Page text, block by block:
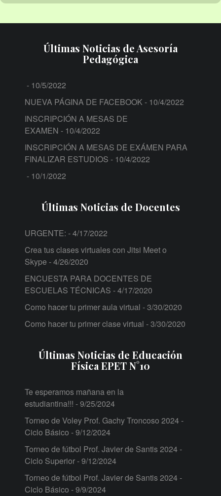
Últimas Noticias de Asesoría
Pedagógica
- 10/5/2022
NUEVA PÁGINA DE FACEBOOK - 10/4/2022
INSCRIPCIÓN A MESAS DE
EXAMEN - 10/4/2022
INSCRIPCIÓN A MESAS DE EXÁMEN PARA
FINALIZAR ESTUDIOS - 10/4/2022
- 10/1/2022
Últimas Noticias de Docentes
URGENTE: - 4/17/2022
Crea tus clases virtuales con Jitsi Meet o
Skype - 4/26/2020
ENCUESTA PARA DOCENTES DE
ESCUELAS TÉCNICAS - 4/17/2020
Como hacer tu primer aula virtual - 3/30/2020
Como hacer tu primer clase virtual - 3/30/2020
Últimas Noticias de Educación
Física EPET N°10
Te esperamos mañana en la
estudiantina!!! - 9/25/2024
Torneo de Voley Prof. Gachy Troncoso 2024 -
Ciclo Básico - 9/12/2024
Torneo de fútbol Prof. Javier de Santis 2024 -
Ciclo Superior- 9/12/2024
Torneo de fútbol Prof. Javier de Santis 2024 -
Ciclo Básico - 9/9/2024